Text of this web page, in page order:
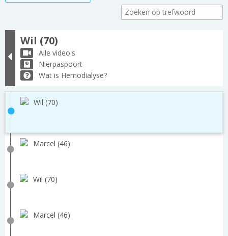
Wil (70)
Alle video's
Nierpaspoort
Wat is Hemodialyse?
Wil (70)
Marcel (46)
Wil (70)
Marcel (46)